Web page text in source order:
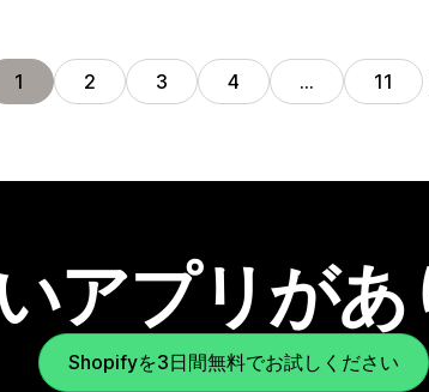
1 2 3 4 … 11
アプリがあ
Shopifyを3日間無料でお試しください